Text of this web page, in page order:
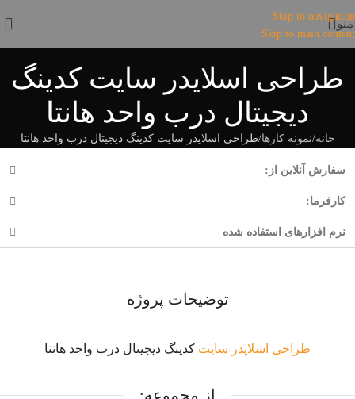
Skip to navigation
Skip to main content
منو
طراحی اسلایدر سایت کدینگ
دیجیتال درب واحد هانتا
خانه نمونه کارها طراحی اسلایدر سایت کدینگ دیجیتال درب واحد هانتا
سفارش آنلاین از:
کارفرما:
نرم افزارهای استفاده شده
توضیحات پروژه
طراحی اسلایدر سایت کدینگ دیجیتال درب واحد هانتا
از مجموعه: